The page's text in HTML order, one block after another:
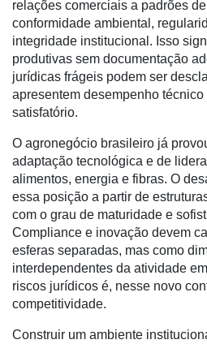
relações comerciais a padrões
conformidade ambiental,
integridade institucional. Isso
produtivas sem documentação
jurídicas frágeis podem ser
apresentem desempenho
satisfatório.
O agronegócio brasileiro já
adaptação tecnológica e de
alimentos, energia e fibras. O
essa posição a partir de
com o grau de maturidade e
Compliance e inovação devem
esferas separadas, mas como
interdependentes da atividade
riscos jurídicos é, nesse novo
competitividade.
Construir um ambiente